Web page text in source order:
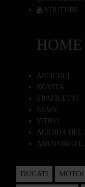
YOUTUBE
HOME
ARTICOLI
NOVITÀ
TRAFILETTI
NEWS
VIDEO
AGENDA DEL
AMOTOMIO È...
DUCATI